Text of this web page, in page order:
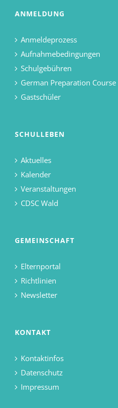
ANMELDUNG
Anmeldeprozess
Aufnahmebedingungen
Schulgebühren
German Preparation Course
Gastschüler
SCHULLEBEN
Aktuelles
Kalender
Veranstaltungen
CDSC Wald
GEMEINSCHAFT
Elternportal
Richtlinien
Newsletter
KONTAKT
Kontaktinfos
Datenschutz
Impressum